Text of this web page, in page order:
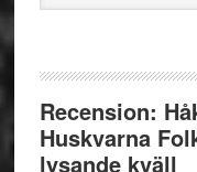
webbplatsen
Recension:
Huskvarna
lysande kväll